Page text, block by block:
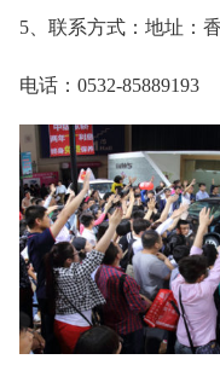
5、联系方式：地址：
电话：0532-